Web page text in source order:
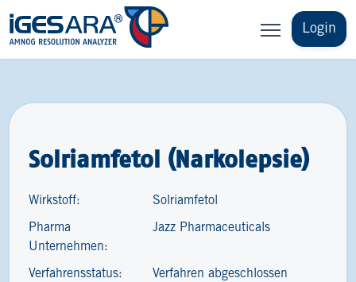
Login
Solriamfetol (Narkolepsie)
Wirkstoff: Solriamfetol
Pharma
Unternehmen:
Jazz Pharmaceuticals
Verfahrensstatus: Verfahren abgeschlossen